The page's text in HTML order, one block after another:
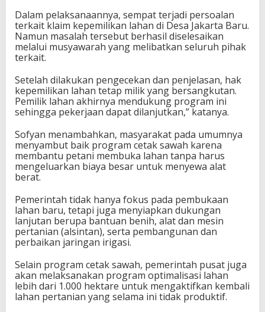
Dalam pelaksanaannya, sempat terjadi persoalan
terkait klaim kepemilikan lahan di Desa Jakarta Baru.
Namun masalah tersebut berhasil diselesaikan
melalui musyawarah yang melibatkan seluruh pihak
terkait.
Setelah dilakukan pengecekan dan penjelasan, hak
kepemilikan lahan tetap milik yang bersangkutan.
Pemilik lahan akhirnya mendukung program ini
sehingga pekerjaan dapat dilanjutkan,” katanya.
Sofyan menambahkan, masyarakat pada umumnya
menyambut baik program cetak sawah karena
membantu petani membuka lahan tanpa harus
mengeluarkan biaya besar untuk menyewa alat
berat.
Pemerintah tidak hanya fokus pada pembukaan
lahan baru, tetapi juga menyiapkan dukungan
lanjutan berupa bantuan benih, alat dan mesin
pertanian (alsintan), serta pembangunan dan
perbaikan jaringan irigasi.
Selain program cetak sawah, pemerintah pusat juga
akan melaksanakan program optimalisasi lahan
lebih dari 1.000 hektare untuk mengaktifkan kembali
lahan pertanian yang selama ini tidak produktif.